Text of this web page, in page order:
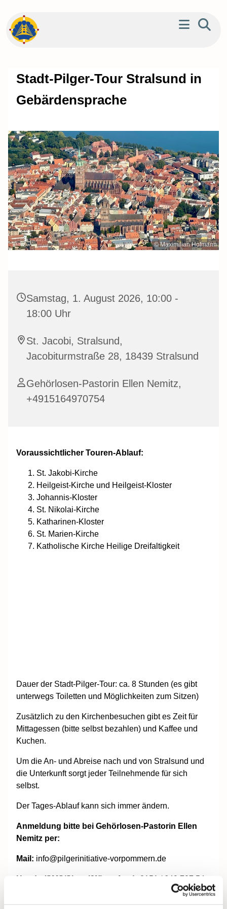
Stadt-Pilger-Tour Stralsund in
Gebärdensprache
© Maximilian Hofmann
Samstag, 1. August 2026, 10:00 -
18:00 Uhr
St. Jacobi, Stralsund,
Jacobiturmstraße 28, 18439 Stralsund
Gehörlosen-Pastorin Ellen Nemitz,
+4915164970754
Voraussichtlicher Touren-Ablauf:
St. Jakobi-Kirche
Heilgeist-Kirche und Heilgeist-Kloster
Johannis-Kloster
St. Nikolai-Kirche
Katharinen-Kloster
St. Marien-Kirche
Katholische Kirche Heilige Dreifaltigkeit
Dauer der Stadt-Pilger-Tour: ca. 8 Stunden (es gibt
unterwegs Toiletten und Möglichkeiten zum Sitzen)
Zusätzlich zu den Kirchenbesuchen gibt es Zeit für
Mittagessen (bitte selbst bezahlen) und Kaffee und
Kuchen.
Um die An- und Abreise nach und von Stralsund und
die Unterkunft sorgt jeder Teilnehmende für sich
selbst.
Der Tages-Ablauf kann sich immer ändern.
Anmeldung bitte bei Gehörlosen-Pastorin Ellen
Nemitz per:
Mail: info@pilgerinitiative-vorpommern.de
Handy (SMS/Signal/WhatsApp): 0151 / 649 707 54
Man kann auch einfach ein Video per WhatsApp